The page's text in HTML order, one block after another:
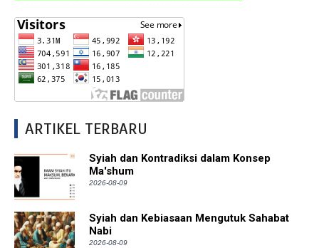
ARTIKEL TERBARU
Syiah dan Kontradiksi dalam Konsep
Ma'shum
2026-08-09
Syiah dan Kebiasaan Mengutuk Sahabat
Nabi
2026-08-09